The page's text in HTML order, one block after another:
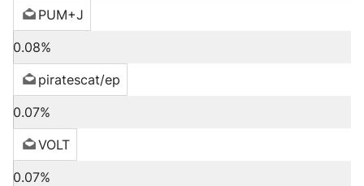
PUM+J
0.08%
piratescat/ep
0.07%
VOLT
0.07%